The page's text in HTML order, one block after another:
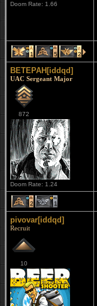
Doom Rate: 1.66
1 5 2
BETEPAH[iddqd]
UAC Sergeant Major
872
Doom Rate: 1.24
2 1
pivovar[iddqd]
Recruit
10